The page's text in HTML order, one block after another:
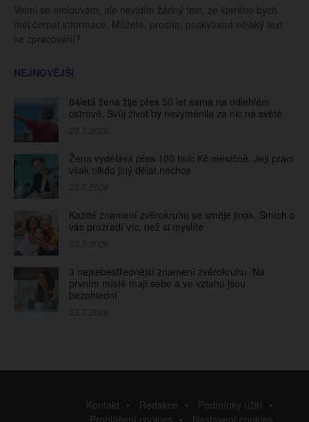
Velmi se omlouvám, ale nevidím žádný text, ze kterého bych
měl čerpat informace. Můžete, prosím, poskytnout nějaký text
ke zpracování?
NEJNOVĚJŠÍ
84letá žena žije přes 50 let sama na odlehlém
ostrově. Svůj život by nevyměnila za nic na světě
Žena vydělává přes 100 tisíc Kč měsíčně. Její práci
však nikdo jiný dělat nechce
Každé znamení zvěrokruhu se směje jinak. Smích o
vás prozradí víc, než si myslíte
3 nejsebestřednější znamení zvěrokruhu. Na
prvním místě mají sebe a ve vztahu jsou
bezohlední
Kontakt Redakce
Podmínky užití
Prohlášení cookies
Nastavení cookies